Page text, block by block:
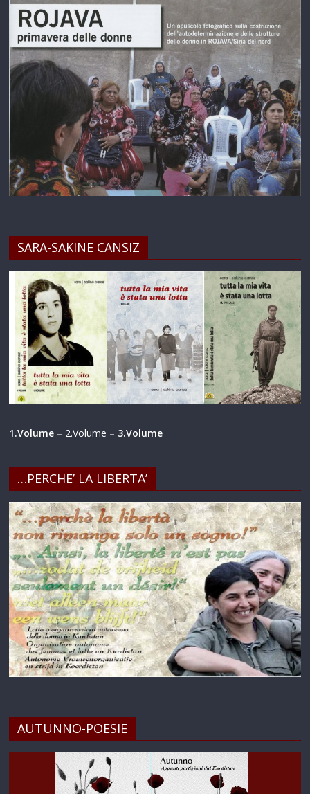
SARA-SAKINE CANSIZ
1.Volume – 2.Volume – 3.Volume
…PERCHE’ LA LIBERTA’
AUTUNNO-POESIE